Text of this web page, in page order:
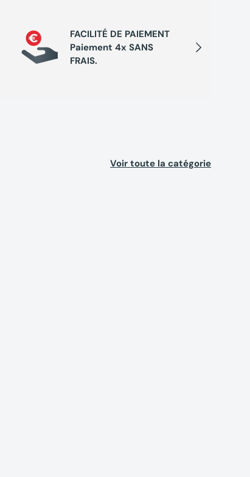
Suivant
FACILITÉ DE PAIEMENT
Paiement 4x SANS
FRAIS.
Voir toute la catégorie